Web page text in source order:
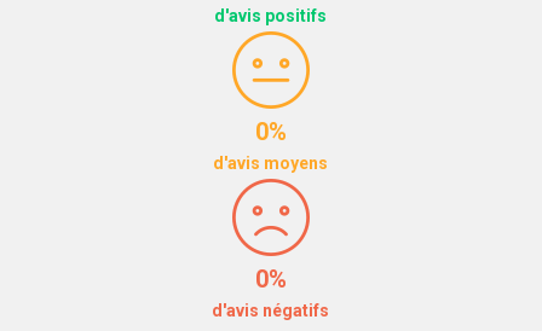
d'avis positifs
0%
d'avis moyens
0%
d'avis négatifs